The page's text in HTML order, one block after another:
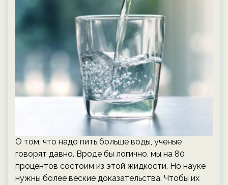
О том, что надо пить больше воды, ученые
говорят давно. Вроде бы логично, мы на 80
процентов состоим из этой жидкости. Но науке
нужны более веские доказательства. Чтобы их